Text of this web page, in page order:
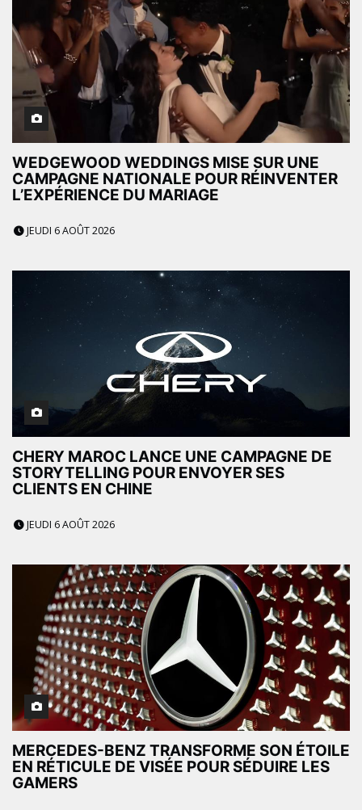
WEDGEWOOD WEDDINGS MISE SUR UNE
CAMPAGNE NATIONALE POUR RÉINVENTER
L’EXPÉRIENCE DU MARIAGE
JEUDI 6 AOÛT 2026
CHERY MAROC LANCE UNE CAMPAGNE DE
STORYTELLING POUR ENVOYER SES
CLIENTS EN CHINE
JEUDI 6 AOÛT 2026
MERCEDES-BENZ TRANSFORME SON ÉTOILE
EN RÉTICULE DE VISÉE POUR SÉDUIRE LES
GAMERS